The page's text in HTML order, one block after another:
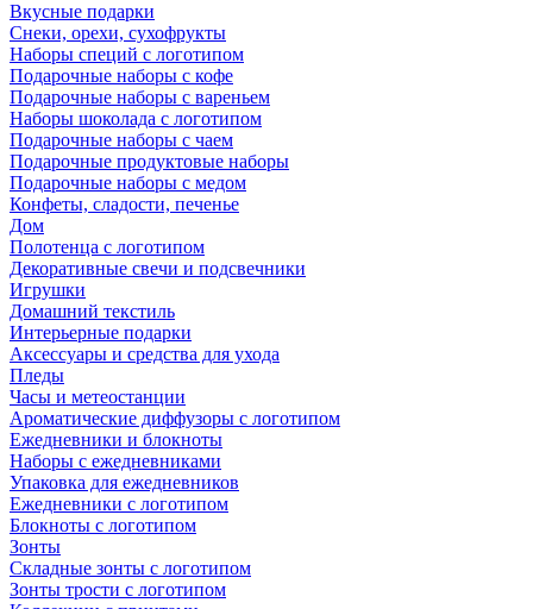
Вкусные подарки
Снеки, орехи, сухофрукты
Наборы специй с логотипом
Подарочные наборы с кофе
Подарочные наборы с вареньем
Наборы шоколада с логотипом
Подарочные наборы с чаем
Подарочные продуктовые наборы
Подарочные наборы с медом
Конфеты, сладости, печенье
Дом
Полотенца с логотипом
Декоративные свечи и подсвечники
Игрушки
Домашний текстиль
Интерьерные подарки
Аксессуары и средства для ухода
Пледы
Часы и метеостанции
Ароматические диффузоры с логотипом
Ежедневники и блокноты
Наборы с ежедневниками
Упаковка для ежедневников
Ежедневники с логотипом
Блокноты с логотипом
Зонты
Складные зонты с логотипом
Зонты трости с логотипом